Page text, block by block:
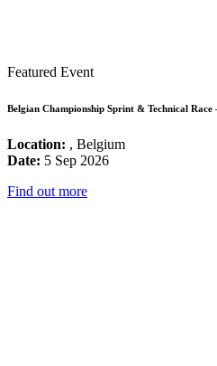
Featured Event
Belgian Championship Sprint & Technical Race
Location: , Belgium
Date: 5 Sep 2026
Find out more